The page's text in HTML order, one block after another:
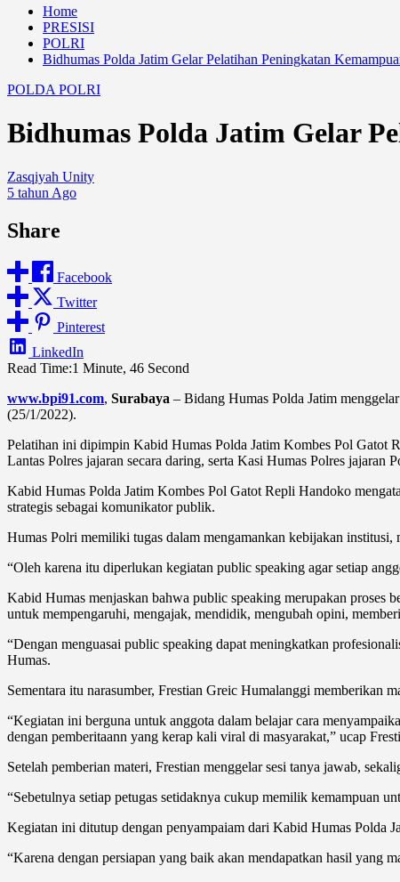
Home
PRESISI
POLRI
Bidhumas Polda Jatim Gelar Pelatihan Peningkatan
POLDA POLRI
Bidhumas Polda Jatim Gelar
Zasqiyah Unity
5 tahun Ago
Share
Facebook
Twitter
Pinterest
LinkedIn
Read Time:1 Minute, 46 Second
www.bpi91.com, Surabaya – Bidang Humas Polda Jatim
(25/1/2022).
Pelatihan ini dipimpin Kabid Humas Polda Jatim Kombes Pol Gatot
Lantas Polres jajaran secara daring, serta Kasi Humas Polres jajaran
Kabid Humas Polda Jatim Kombes Pol Gatot Repli Handoko
strategis sebagai komunikator publik.
Humas Polri memiliki tugas dalam mengamankan kebijakan institusi,
“Oleh karena itu diperlukan kegiatan public speaking agar setiap
Kabid Humas menjaskan bahwa public speaking merupakan proses
untuk mempengaruhi, mengajak, mendidik, mengubah opini,
“Dengan menguasai public speaking dapat meningkatkan
Humas.
Sementara itu narasumber, Frestian Greic Humalanggi memberikan
“Kegiatan ini berguna untuk anggota dalam belajar cara
dengan pemberitaann yang kerap kali viral di masyarakat,” ucap
Setelah pemberian materi, Frestian menggelar sesi tanya jawab,
“Sebetulnya setiap petugas setidaknya cukup memilik kemampuan
Kegiatan ini ditutup dengan penyampaiam dari Kabid Humas Polda
“Karena dengan persiapan yang baik akan mendapatkan hasil yang